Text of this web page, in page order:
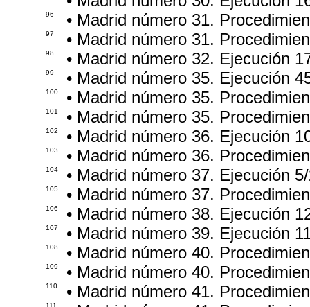
96 • Madrid número 31.
97 • Madrid número 31.
98 • Madrid número 32. Ejecución
99 • Madrid número 35. Ejecución
100 • Madrid número 35.
101 • Madrid número 35.
102 • Madrid número 36. Ejecución
103 • Madrid número 36.
104 • Madrid número 37. Ejecución
105 • Madrid número 37.
106 • Madrid número 38. Ejecución
107 • Madrid número 39. Ejecución
108 • Madrid número 40.
109 • Madrid número 40.
110 • Madrid número 41.